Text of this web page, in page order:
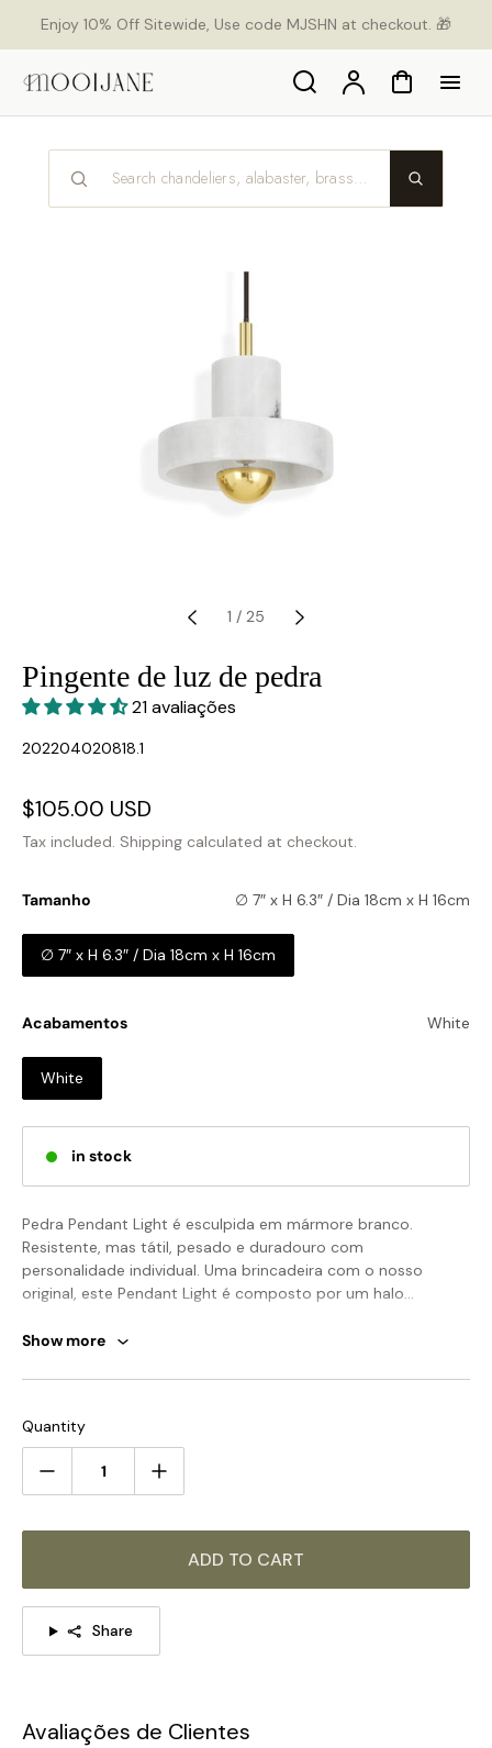
Enjoy 10% Off Sitewide, Use code MJSHN at checkout. 🎁
Search AccountCart
1 / 25
Pingente de luz de pedra
21 avaliações
SKU:
202204020818.1
Sale
price
$105.00 USD
price
Tax included. Shipping calculated at checkout.
Tamanho ∅ 7″ x H 6.3″ / Dia 18cm x H 16cm
∅ 7″ x H 6.3″ / Dia 18cm x H 16cm
Acabamentos White
White
in stock
Pedra Pendant Light é esculpida em mármore branco.
Resistente, mas tátil, pesado e duradouro com
personalidade individual. Uma brincadeira com o nosso
original, este Pendant Light é composto por um halo
central na forma de uma lâmpada com ponta de latão. A
parece ser semitranslúcida, enfatizando sua superfície
Observação: o padrão de mármore varia de produto para
impostos locais ou quaisquer outros custos de importação.
A mesma série de produtos, clique na imagem para saber
mais >>>
Show more
Quantity
ADD TO CART
Share
Avaliações de Clientes